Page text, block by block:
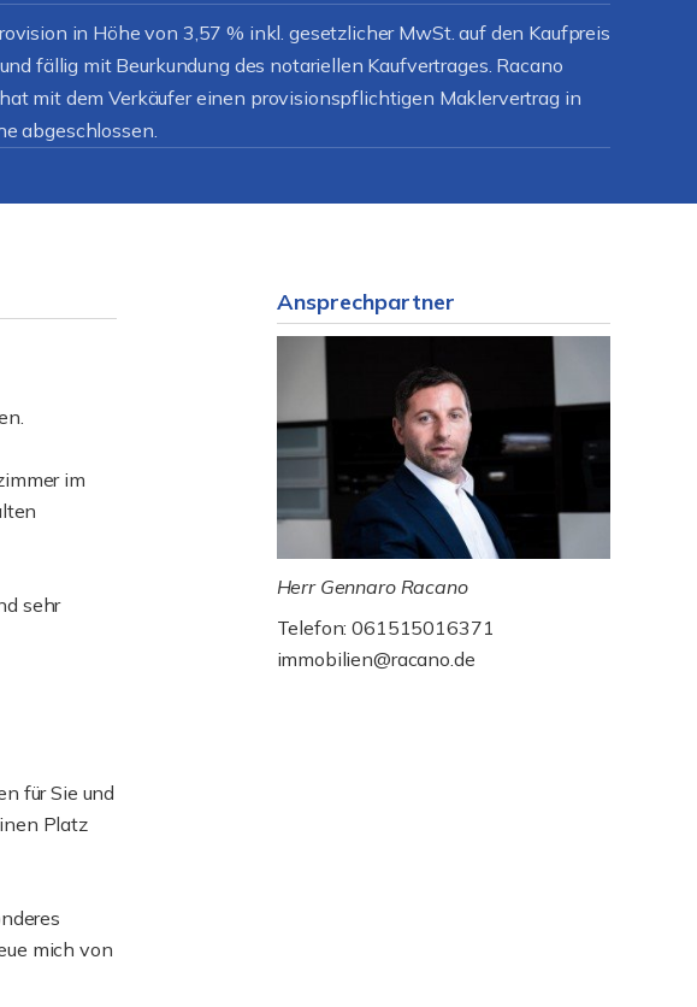
in Höhe von 3,57 % inkl. gesetzlicher MwSt. auf den Kaufpreis
fällig mit Beurkundung des notariellen Kaufvertrages. Racano
mit dem Verkäufer einen provisionspflichtigen Maklervertrag in
abgeschlossen.
im
sehr
für Sie und
Platz
mich von
Ansprechpartner
Herr Gennaro Racano
Telefon: 061515016371
immobilien@racano.de